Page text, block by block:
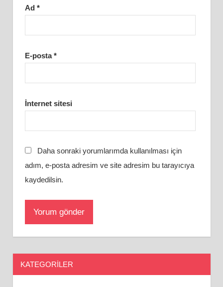
Ad *
E-posta*
İnternet sitesi
Daha sonraki yorumlarımda kullanılması için
adım, e-posta adresim ve site adresim bu tarayıcıya
kaydedilsin.
KATEGORILER